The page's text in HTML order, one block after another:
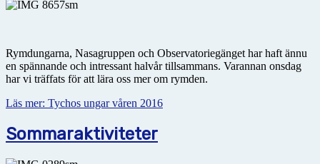
Rymdungarna, Nasagruppen och Observatoriegänget har haft ännu
en spännande och intressant halvår tillsammans. Varannan onsdag
har vi träffats för att lära oss mer om rymden.
Läs mer: Tychos ungar våren 2016
Sommaraktiviteter